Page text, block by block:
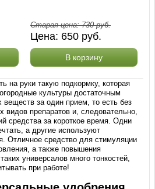
Старая цена:730руб.
Цена: 650 руб.
В корзину
на руки такую подкормку, которая
культуры достаточным
веществ за один прием, то есть без
видов препаратов и, следовательно,
средства за короткое время. Одни
а другие используют
Отличное средство для стимуляции
а также повышения
универсалов много тонкостей,
при работе!